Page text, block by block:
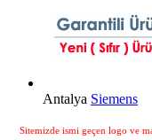
Antalya Siemens
Sitemizde ismi geçen logo ve